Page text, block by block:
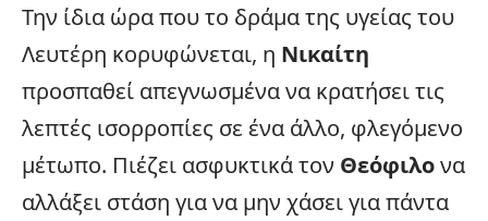
Την ίδια ώρα που το δράμα της υγείας του
Λευτέρη κορυφώνεται, η Νικαίτη
προσπαθεί απεγνωσμένα να κρατήσει τις
λεπτές ισορροπίες σε ένα άλλο, φλεγόμενο
μέτωπο. Πιέζει ασφυκτικά τον Θεόφιλονα
αλλάξει στάση για να μην χάσει για πάντα